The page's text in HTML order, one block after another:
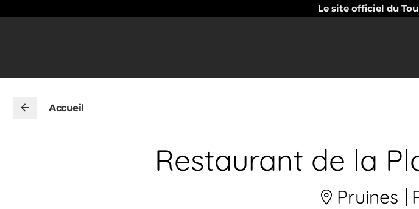
Le site officiel du
Accueil
Restaurant de la
Pruines